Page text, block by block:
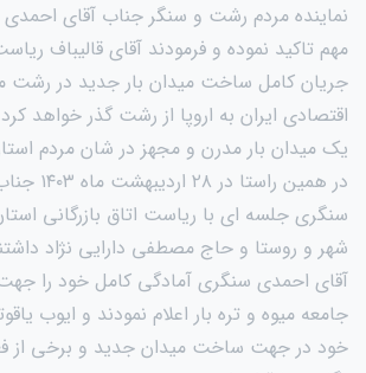
نماینده مردم رشت و سنگر جناب آقای احمدی
مهم تاکید نموده و فرمودند آقای قالیباف
جریان کامل ساخت میدان بار جدید در رشت
اقتصادی ایران به اروپا از رشت گذر خواهد
یک میدان بار مدرن و مجهز در شان مردم
در همین
سنگری جلسه ای با ریاست اتاق بازرگانی
شهر و روستا و حاج مصطفی دارایی نژاد
آقای احمدی سنگری آمادگی کامل خود را
جامعه میوه و تره بار اعلام نمودند و ایوب
خود در جهت ساخت میدان جدید و برخی از